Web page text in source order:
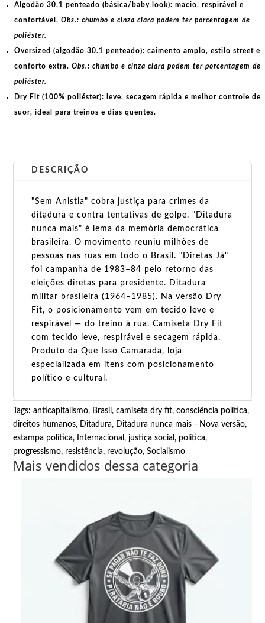
Algodão 30.1 penteado (básica/baby look): macio, respirável e
confortável. Obs.: chumbo e cinza clara podem ter porcentagem de
poliéster.
Oversized (algodão 30.1 penteado): caimento amplo, estilo street e
conforto extra. Obs.: chumbo e cinza clara podem ter porcentagem de
poliéster.
Dry Fit (100% poliéster): leve, secagem rápida e melhor controle de
suor, ideal para treinos e dias quentes.
DESCRIÇÃO
"Sem Anistia" cobra justiça para crimes da
ditadura e contra tentativas de golpe. "Ditadura
nunca mais" é lema da memória democrática
brasileira. O movimento reuniu milhões de
pessoas nas ruas em todo o Brasil. "Diretas Já"
foi campanha de 1983–84 pelo retorno das
eleições diretas para presidente. Ditadura
militar brasileira (1964–1985). Na versão Dry
Fit, o posicionamento vem em tecido leve e
respirável — do treino à rua. Camiseta Dry Fit
com tecido leve, respirável e secagem rápida.
Produto da Que Isso Camarada, loja
especializada em itens com posicionamento
político e cultural.
Tags:anticapitalismo, Brasil,camiseta dry fit,consciência política,
direitos humanos, Ditadura, Ditadura nunca mais - Nova versão,
estampa política, Internacional,justiça social, política,
progressismo, resistência, revolução,Socialismo
Mais vendidos dessa categoria